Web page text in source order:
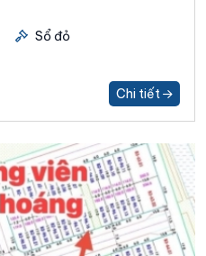
Sổ đỏ
Chi tiết